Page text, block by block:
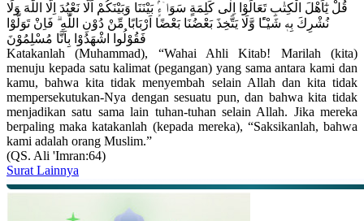
قُلْ يٰٓاَهْلَ الْكِتٰبِ تَعَالَوْا اِلٰى كَلِمَةٍ سَوَاۤءٍۢ بَيْنَنَا وَبَيْنَكُمْ اَلَّا نَعْبُدَ اِلَّا اللّٰهَ وَلَا
نُشْرِكَ بِهٖ شَيْـًٔا وَّلَا يَتَّخِذَ بَعْضُنَا بَعْضًا اَرْبَابًا مِّنْ دُوْنِ اللّٰهِ ۗ فَاِنْ تَوَلَّوْا
فَقُوْلُوا اشْهَدُوْا بِاَنَّا مُسْلِمُوْنَ
Katakanlah (Muhammad), “Wahai Ahli Kitab! Marilah (kita)
menuju kepada satu kalimat (pegangan) yang sama antara kami dan
kamu, bahwa kita tidak menyembah selain Allah dan kita tidak
mempersekutukan-Nya dengan sesuatu pun, dan bahwa kita tidak
menjadikan satu sama lain tuhan-tuhan selain Allah. Jika mereka
berpaling maka katakanlah (kepada mereka), “Saksikanlah, bahwa
kami adalah orang Muslim.”
(QS. Ali 'Imran:64)
Surat Lainnya